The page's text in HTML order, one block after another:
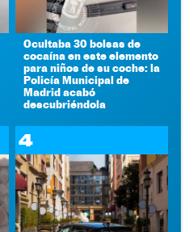
Ocultaba 30 bolsas de
cocaína en este elemento
para niños de su coche: la
Policía Municipal de
Madrid acabó
descubriéndola
4